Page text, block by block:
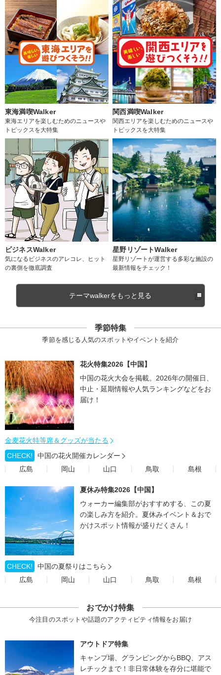
東海満喫Walker
東海エリアを楽しむためのニュースや
トピックスを大特集
関西満喫Walker
関西エリアを楽しむためのニュースや
トピックスを大特集
ビジネスWalker
気になるビジネスのアレコレ、ヒット
の裏側を徹底調査
星野リゾートWalker
星野リゾートが運営する多彩な施設の
最新情報をチェック！
テーマwalkerをもっと見る
季節特集
季節を感じる人気のスポットやイベントを紹介
花火特集2026【中国】
中国の花火大会を掲載。2026年の開催日、
中止・延期情報や人気ランキングなどをお
届け！
金麦花火特等席＆グッズが当たる
CHECK!
中国の花火開催カレンダー
広島
岡山 山口 鳥取 島根
夏休み特集2026【中国】
ウォーカー編集部がおすすめする、この夏
の楽しみ方を紹介。夏休みイベント＆おで
かけスポット情報が盛りだくさん！
CHECK!
中国の夏祭りはこちら
広島
岡山 山口 鳥取 島根
おでかけ特集
今注目のスポットや話題のアクティビティ情報をお届け
アウトドア特集
キャンプ場、グランピングからBBQ、アス
レチックまで！非日常体験を存分に堪能で